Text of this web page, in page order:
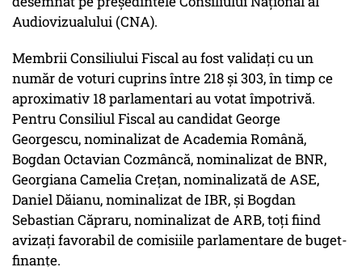
Audiovizualului (CNA).
Membrii Consiliului Fiscal au fost validaţi cu un
număr de voturi cuprins între 218 şi 303, în timp ce
aproximativ 18 parlamentari au votat împotrivă.
Pentru Consiliul Fiscal au candidat George
Georgescu, nominalizat de Academia Română,
Bogdan Octavian Cozmâncă, nominalizat de BNR,
Georgiana Camelia Creţan, nominalizată de ASE,
Daniel Dăianu, nominalizat de IBR, şi Bogdan
Sebastian Căpraru, nominalizat de ARB, toţi fiind
avizaţi favorabil de comisiile parlamentare de buget-
finanţe.